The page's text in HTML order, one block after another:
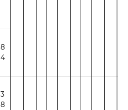
8
4
3
8